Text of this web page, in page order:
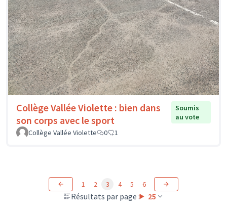
Collège Vallée Violette : bien dans
son corps avec le sport
Soumis
au vote
Collège Vallée Violette
0 1
Résultats par page : 25
1 2 3 4 5 6